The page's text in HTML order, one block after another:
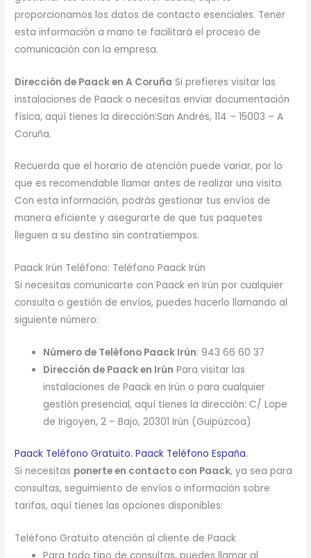
proporcionamos los datos de contacto esenciales. Tener
esta información a mano te facilitará el proceso de
comunicación con la empresa.
Dirección de Paack en A Coruña Si prefieres visitar las
instalaciones de Paack o necesitas enviar documentación
física, aquí tienes la dirección:San Andrés, 114 – 15003 – A
Coruña.
Recuerda que el horario de atención puede variar, por lo
que es recomendable llamar antes de realizar una visita.
Con esta información, podrás gestionar tus envíos de
manera eficiente y asegurarte de que tus paquetes
lleguen a su destino sin contratiempos.
Paack Irún Teléfono: Teléfono Paack Irún
Si necesitas comunicarte con Paack en Irún por cualquier
consulta o gestión de envíos, puedes hacerlo llamando al
siguiente número:
Número de Teléfono Paack Irún: 943 66 60 37
Dirección de Paack en Irún Para visitar las
instalaciones de Paack en Irún o para cualquier
gestión presencial, aquí tienes la dirección: C/ Lope
de Irigoyen, 2 – Bajo, 20301 Irún (Guipúzcoa)
Paack Teléfono Gratuito. Paack Teléfono España.
Si necesitas ponerte en contacto con Paack, ya sea para
consultas, seguimiento de envíos o información sobre
tarifas, aquí tienes las opciones disponibles:
Teléfono Gratuito atención al cliente de Paack
Para todo tipo de consultas, puedes llamar al